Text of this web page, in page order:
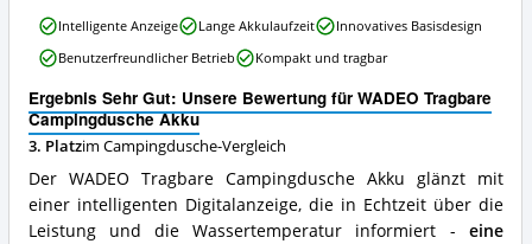
Ergebnis Sehr Gut: Unsere Bewertung für WADEO Tragbare
Campingdusche Akku
3. Platzim Campingdusche-Vergleich
Der WADEO Tragbare Campingdusche Akku glänzt mit
einer intelligenten Digitalanzeige, die in Echtzeit über die
Leistung und die Wassertemperatur informiert - eine
WADEO
Tragbare
Campingdusche
Vorteile:
Was
spricht
für
diese
Campingdusche?
Intelligente Anzeige Lange Akkulaufzeit
Innovatives Basisdesign
Benutzerfreundlicher Betrieb
Kompakt und tragbar